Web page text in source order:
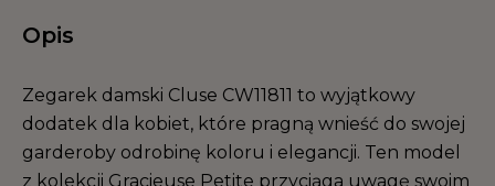
Opis
Zegarek damski Cluse CW11811 to wyjątkowy
dodatek dla kobiet, które pragną wnieść do swojej
garderoby odrobinę koloru i elegancji. Ten model
z kolekcji Gracieuse Petite przyciąga uwagę swoim